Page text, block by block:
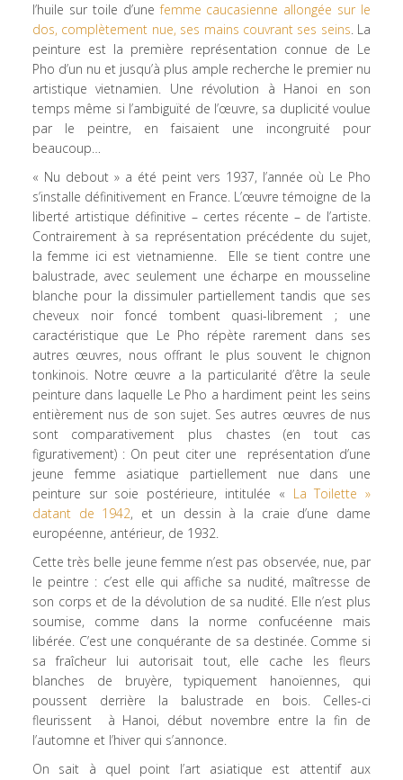
l’huile sur toile d’unefemme caucasienne allongée sur le
dos, complètement nue, ses mains couvrant ses seins. La
peinture est la première représentation connue de Le
Pho d’un nu et jusqu’à plus ample recherche le premier nu
artistique vietnamien. Une révolution à Hanoi en son
temps même si l’ambiguïté de l’œuvre, sa duplicité voulue
par le peintre, en faisaient une incongruité pour
beaucoup…
« Nu debout » a été peint vers 1937, l’année où Le Pho
s’installe définitivement en France. L’œuvre témoigne de la
liberté artistique définitive – certes récente – de l’artiste.
Contrairement à sa représentation précédente du sujet,
la femme ici est vietnamienne. Elle se tient contre une
balustrade, avec seulement une écharpe en mousseline
blanche pour la dissimuler partiellement tandis que ses
cheveux noir foncé tombent quasi-librement ; une
caractéristique que Le Pho répète rarement dans ses
autres œuvres, nous offrant le plus souvent le chignon
tonkinois. Notre œuvre a la particularité d’être la seule
peinture dans laquelle Le Pho a hardiment peint les seins
entièrement nus de son sujet. Ses autres œuvres de nus
sont comparativement plus chastes (en tout cas
figurativement) : On peut citer une représentation d’une
jeune femme asiatique partiellement nue dans une
peinture sur soie postérieure, intitulée « La Toilette »
datant de 1942, et un dessin à la craie d’une dame
européenne, antérieur, de 1932.
Cette très belle jeune femme n’est pas observée, nue, par
le peintre : c’est elle qui affiche sa nudité, maîtresse de
son corps et de la dévolution de sa nudité. Elle n’est plus
soumise, comme dans la norme confucéenne mais
libérée. C’est une conquérante de sa destinée. Comme si
sa fraîcheur lui autorisait tout, elle cache les fleurs
blanches de bruyère, typiquement hanoïennes, qui
poussent derrière la balustrade en bois. Celles-ci
fleurissent à Hanoi, début novembre entre la fin de
l’automne et l’hiver qui s’annonce.
On sait à quel point l’art asiatique est attentif aux